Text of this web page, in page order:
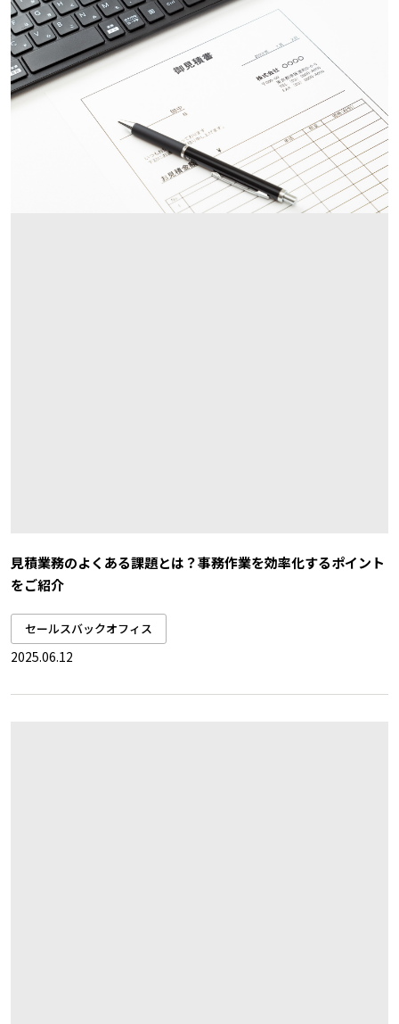
見積業務のよくある課題とは？事務作業を効率化するポイント
をご紹介
セールスバックオフィス
2025.06.12